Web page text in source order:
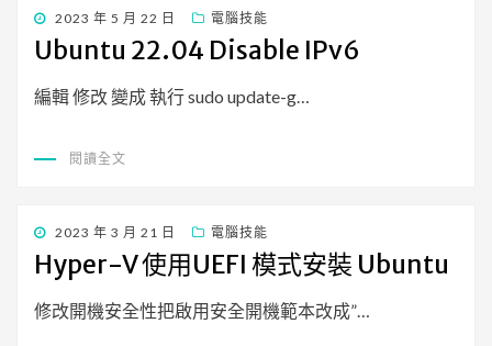
發
佈
日
2023 年 5 月 22 日 電腦技能
Ubuntu 22.04 Disable IPv6
編輯 修改 變成 執行 sudo update-g…
閱讀全文
發
佈
日
2023 年 3 月 21 日 電腦技能
Hyper-V 使用UEFI 模式安裝 Ubuntu
修改開機安全性把啟用安全開機範本改成”…